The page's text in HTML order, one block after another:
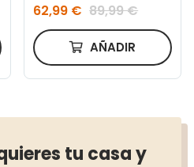
pintado negro Ø 44 cm
62,99 € 89,99 €
AÑADIR
tu casa y